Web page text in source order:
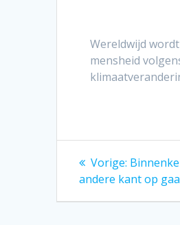
Wereldwijd
mensheid
Bericht
navigatie
Vorige: Vorig
bericht:
andere kant op